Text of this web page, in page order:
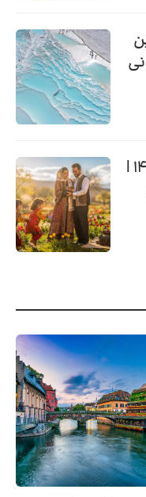
راهنمای کامل سفر نوروزی ۱۴۰۵ |